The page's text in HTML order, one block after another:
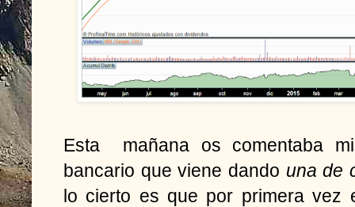
Esta mañana os comentaba
bancario que viene dando una de
lo cierto es que por primera vez